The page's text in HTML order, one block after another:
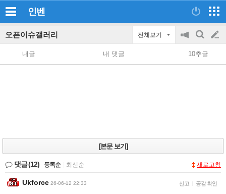
인벤
오픈이슈갤러리 전체보기
공
지
on/off
검
색
글
쓰
내글 내 댓글 10추글
[본문 보기]
댓글(12) 등록순 최신순 새로고침
Ukforce 26-06-12 22:33 신고 | 공감 확인